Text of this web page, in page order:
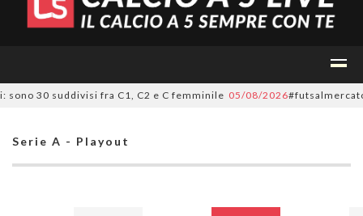
30 suddivisi fra C1, C2 e C femminile 05/08/2026 #futsalmercato,
Serie A - Playout